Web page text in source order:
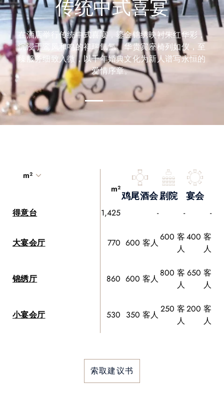
传统中式喜宴
在酒店举行传统中式喜宴，鎏金锦绣映衬朱红华彩，
沉浸于鸾凤和鸣的祥瑞氤氲。华贵宾座椅列如仪，至
臻服务细致入微，以千年婚典文化为新人谱写永恒的
爱情序章。
m²
m²
鸡尾酒会剧院 宴会
得意台 1,425 - - -
大宴会厅 770 600 客人
600 客
人
400 客
人
锦绣厅 860 600 客人
800 客
人
650 客
人
小宴会厅 530 350 客人
250 客
人
200 客
人
索取建议书